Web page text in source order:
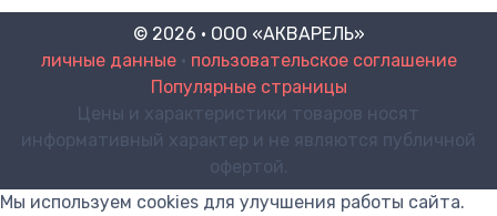
© 2026 · ООО «АКВАРЕЛЬ»
личные данные• пользовательское соглашение
Популярные страницы
Цены и характеристики товаров носят
информативный характер и не являются публичной
офертой.
Мы используем cookies для улучшения работы сайта.